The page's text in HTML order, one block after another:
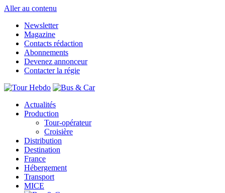
Aller au contenu
Newsletter
Magazine
Contacts rédaction
Abonnements
Devenez annonceur
Contacter la régie
Actualités
Production
Tour-opérateur
Croisière
Distribution
Destination
France
Hébergement
Transport
MICE